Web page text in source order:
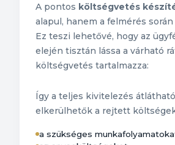
A pontos költségvetés
alapul, hanem a felmérés
Ez teszi lehetővé, hogy az
elején tisztán lássa a várható
költségvetés tartalmazza:
Így a teljes kivitelezés
elkerülhetők a rejtett
a szükséges